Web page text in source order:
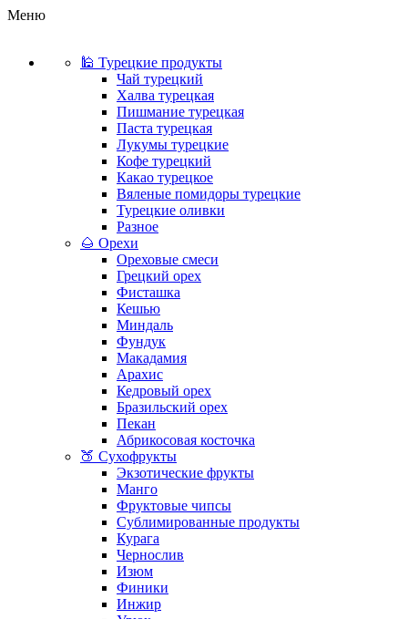
Меню
🕌 Турецкие продукты
Чай турецкий
Халва турецкая
Пишмание турецкая
Паста турецкая
Лукумы турецкие
Кофе турецкий
Какао турецкое
Вяленые помидоры турецкие
Турецкие оливки
Разное
🌰 Орехи
Ореховые смеси
Грецкий орех
Фисташка
Кешью
Миндаль
Фундук
Макадамия
Арахис
Кедровый орех
Бразильский орех
Пекан
Абрикосовая косточка
🍑 Сухофрукты
Экзотические фрукты
Манго
Фруктовые чипсы
Сублимированные продукты
Курага
Чернослив
Изюм
Финики
Инжир